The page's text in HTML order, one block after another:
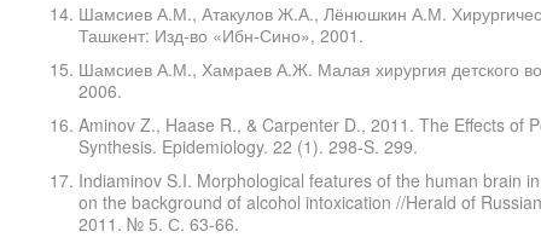
Шамсиев А.М., Атакулов Ж.А., Лёнюшкин А.М.
Ташкент: Изд-во «Ибн-Сино», 2001.
Шамсиев А.М., Хамраев А.Ж. Малая хирургия детского
2006.
Aminov Z., Haase R., & Carpenter D., 2011. The Effects of
Synthesis. Epidemiology. 22 (1). 298-S. 299.
Indiaminov S.I. Morphological features of the human brain
on the background of alcohol intoxication //Herald of
2011. № 5. С. 63-66.